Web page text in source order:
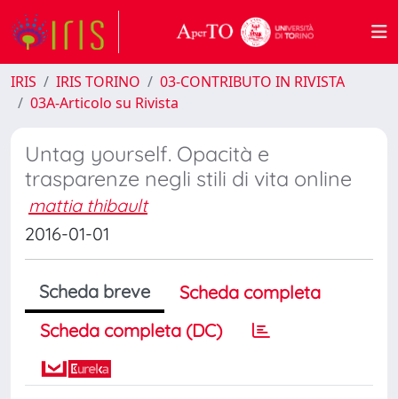
IRIS IRIS TORINO
03-CONTRIBUTO IN RIVISTA
03A-Articolo su Rivista
Untag yourself. Opacità e
trasparenze negli stili di vita online
mattia thibault
2016-01-01
Scheda breve
Scheda completa
Scheda completa (DC)